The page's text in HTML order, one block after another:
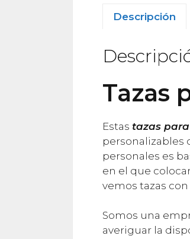
Descripción
Tazas
Estas tazas
personalizables
personales es
en el que
vemos tazas
Somos una
averiguar la